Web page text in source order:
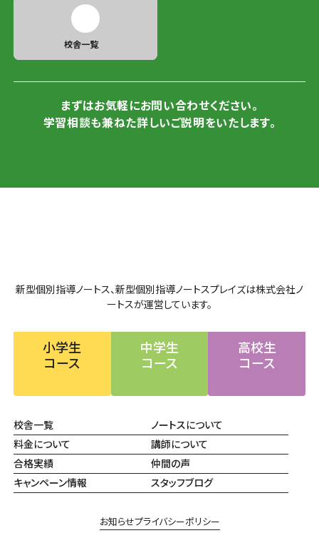
校舎一覧
まずはお気軽にお問い合わせください。
学習相談も兼ねた詳しいご説明をいたします。
新型個別指導ノートス、新型個別指導ノートスプレイズは株式会社ノ
ートスが運営しています。
小学生
コース
中学生
コース
高校生
コース
校舎一覧
ノートスについて
料金について
講師について
合格実績
仲間の声
キャンペーン情報
スタッフブログ
お知らせプライバシーポリシー